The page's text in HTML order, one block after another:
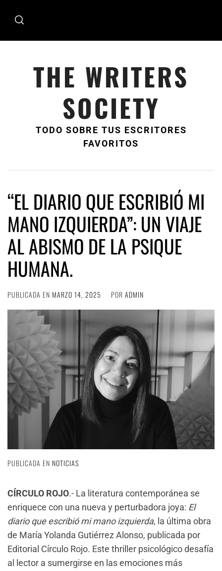
THE WRITERS
SOCIETY
TODO SOBRE TUS ESCRITORES
FAVORITOS
“EL DIARIO QUE ESCRIBIÓ MI
MANO IZQUIERDA”: UN VIAJE
AL ABISMO DE LA PSIQUE
HUMANA.
PUBLICADA EN MARZO 14, 2025 POR ADMIN
PUBLICADA EN NOTICIAS
CÍRCULO ROJO.- La literatura contemporánea se
enriquece con una nueva y perturbadora joya: El
diario que escribió mi mano izquierda, la última obra
de María Yolanda Gutiérrez Alonso, publicada por
Editorial Círculo Rojo. Este thriller psicológico desafía
al lector a sumergirse en las emociones más